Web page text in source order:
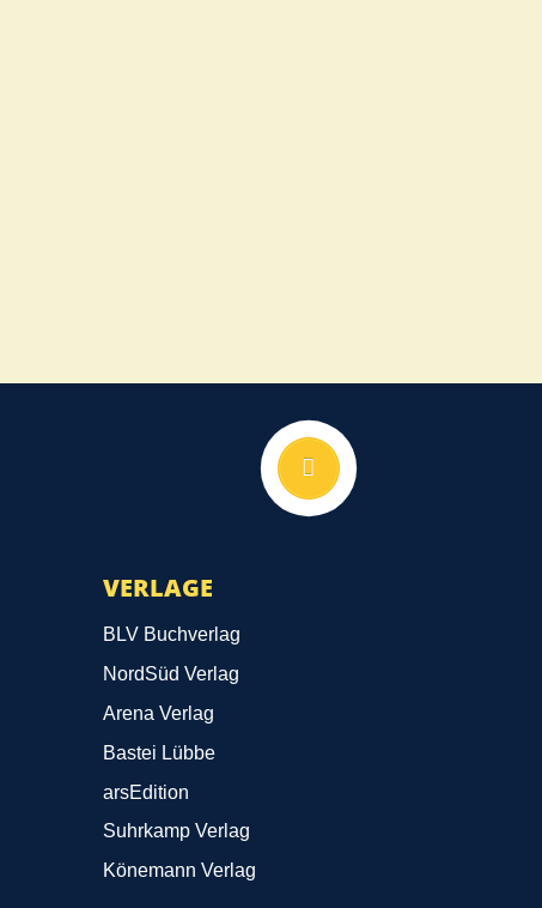
VERLAGE
BLV Buchverlag
NordSüd Verlag
Arena Verlag
Bastei Lübbe
arsEdition
Suhrkamp Verlag
Könemann Verlag